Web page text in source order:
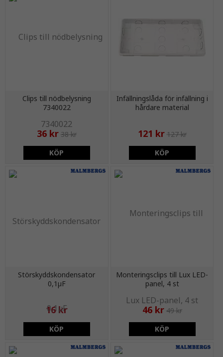
Clips till nödbelysning
7340022
36 kr 38 kr
KÖP
Infällningslåda för infällning i
hårdare material
121 kr 127 kr
KÖP
Störskyddskondensator
0,1µF
16 kr
KÖP
Monteringsclips till Lux LED-
panel, 4 st
46 kr 49 kr
KÖP